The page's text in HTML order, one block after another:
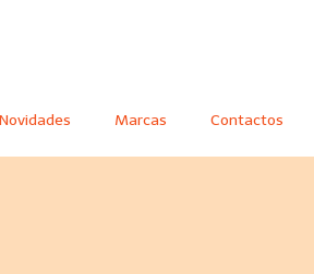
Novidades Marcas Contactos